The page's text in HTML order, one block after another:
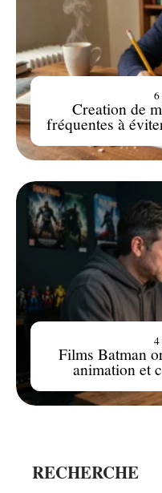
Creation de
fréquentes à
6
Films Batman
animation et
4
RECHERCHE